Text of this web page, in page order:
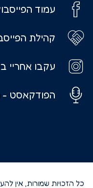
עמוד
קהילת
עקבו אחריי
הפודקאסט -
כל הזכויות שמורות, אין